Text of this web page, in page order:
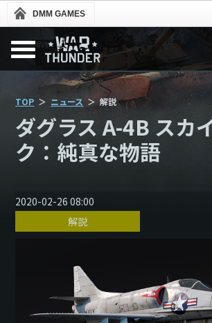
DMM GAMES
TOP ニュース 解説
ダグラス A-4B スカ
ク：純真な物語
2020-02-26 08:00
解説